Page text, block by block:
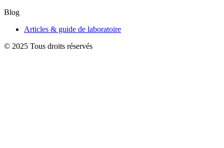
Blog
Articles & guide de laboratoire
© 2025 Tous droits réservés